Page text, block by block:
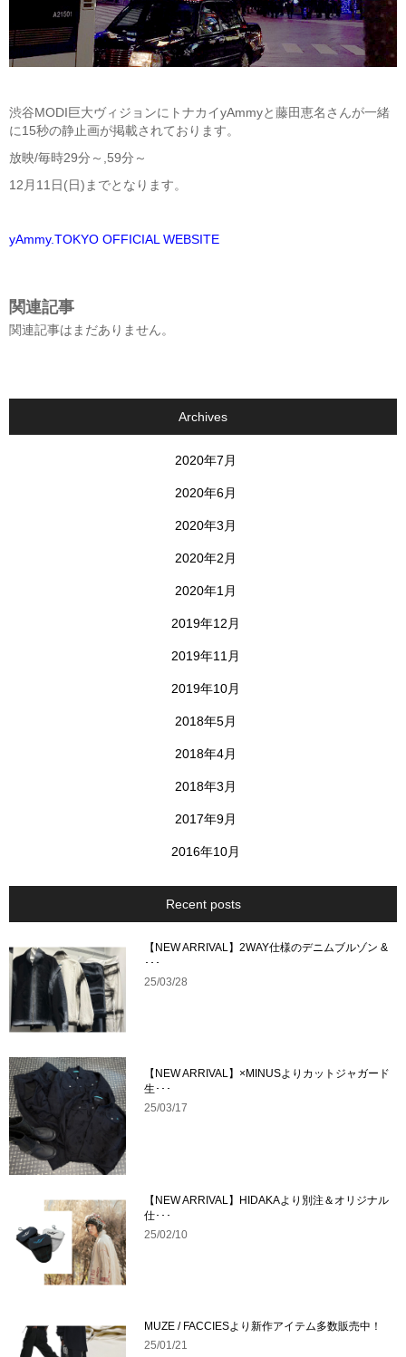
渋谷MODI巨大ヴィジョンにトナカイyAmmyと藤田恵名さんが一緒
に15秒の静止画が掲載されております。
放映/毎時29分～,59分～
12月11日(日)までとなります。
yAmmy.TOKYO OFFICIAL WEBSITE
関連記事
関連記事はまだありません。
Archives
2020年7月
2020年6月
2020年3月
2020年2月
2020年1月
2019年12月
2019年11月
2019年10月
2018年5月
2018年4月
2018年3月
2017年9月
2016年10月
Recent posts
【NEW ARRIVAL】2WAY仕様のデニムブルゾン &
･･･
25/03/28
【NEW ARRIVAL】×MINUSよりカットジャガード
生･･･
25/03/17
【NEW ARRIVAL】HIDAKAより別注＆オリジナル
仕･･･
25/02/10
MUZE / FACCIESより新作アイテム多数販売中！
25/01/21